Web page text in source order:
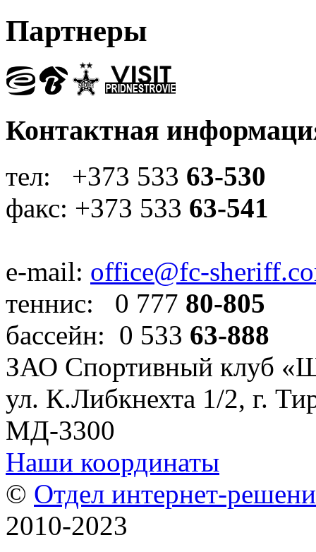
Партнеры
Контактная
тел: +373 533 63-530
факс: +373 533 63-541
e-mail: office@fc-
теннис: 0 777 80-805
бассейн: 0 533 63-888
ЗАО Спортивный клуб
ул. К.Либкнехта 1/2, г.
МД-3300
Наши координаты
© Отдел интернет-
2010-2023